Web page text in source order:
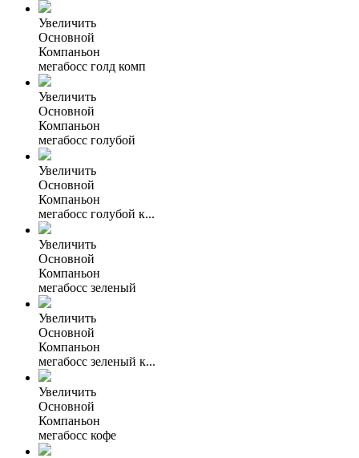
Увеличить
Основной
Компаньон
мегабосс голд комп
Увеличить
Основной
Компаньон
мегабосс голубой
Увеличить
Основной
Компаньон
мегабосс голубой к...
Увеличить
Основной
Компаньон
мегабосс зеленый
Увеличить
Основной
Компаньон
мегабосс зеленый к...
Увеличить
Основной
Компаньон
мегабосс кофе